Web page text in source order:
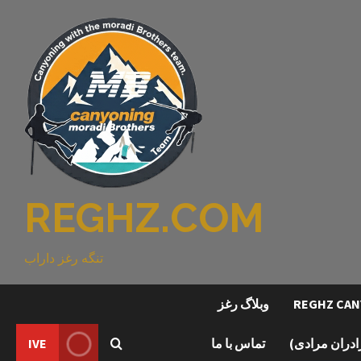
REGHZ.COM
تنگه رغز داراب
وبلاگ رغز
مرادی) تماس با ما IVE